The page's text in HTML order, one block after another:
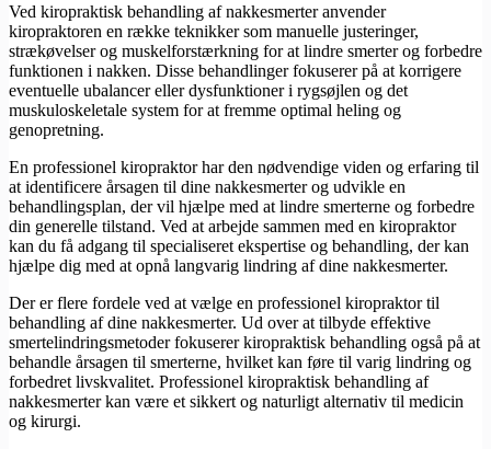
Ved kiropraktisk behandling af nakkesmerter anvender
kiropraktoren en række teknikker som manuelle justeringer,
strækøvelser og muskelforstærkning for at lindre smerter og forbedre
funktionen i nakken. Disse behandlinger fokuserer på at korrigere
eventuelle ubalancer eller dysfunktioner i rygsøjlen og det
muskuloskeletale system for at fremme optimal heling og
genopretning.
En professionel kiropraktor har den nødvendige viden og erfaring til
at identificere årsagen til dine nakkesmerter og udvikle en
behandlingsplan, der vil hjælpe med at lindre smerterne og forbedre
din generelle tilstand. Ved at arbejde sammen med en kiropraktor
kan du få adgang til specialiseret ekspertise og behandling, der kan
hjælpe dig med at opnå langvarig lindring af dine nakkesmerter.
Der er flere fordele ved at vælge en professionel kiropraktor til
behandling af dine nakkesmerter. Ud over at tilbyde effektive
smertelindringsmetoder fokuserer kiropraktisk behandling også på at
behandle årsagen til smerterne, hvilket kan føre til varig lindring og
forbedret livskvalitet. Professionel kiropraktisk behandling af
nakkesmerter kan være et sikkert og naturligt alternativ til medicin
og kirurgi.